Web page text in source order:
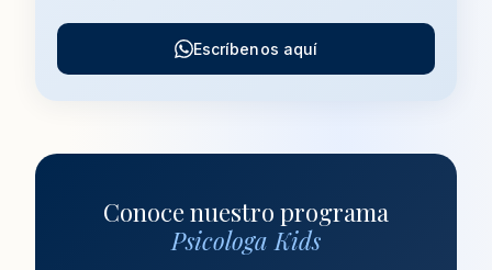
Escríbenos aquí
Conoce nuestro programa
Psicologa Kids